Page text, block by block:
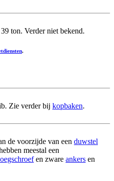
ton. Verder niet bekend.
.
Zie verder bij kopbaken.
de voorzijde van een duwstel
meestal een
en zware ankers en